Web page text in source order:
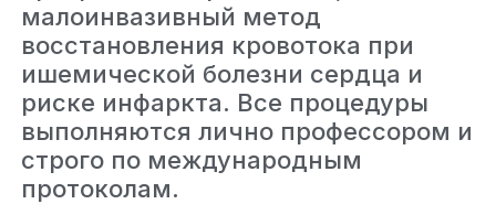
малоинвазивный метод
восстановления кровотока при
ишемической болезни сердца и
риске инфаркта. Все процедуры
выполняются лично профессором и
строго по международным
протоколам.